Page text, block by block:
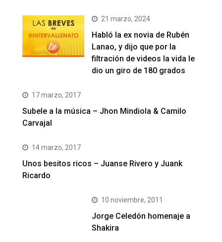
21 marzo, 2024
Habló la ex novia de Rubén
Lanao, y dijo que por la
filtración de videos la vida le
dio un giro de 180 grados
17 marzo, 2017
Subele a la música – Jhon Mindiola & Camilo
Carvajal
14 marzo, 2017
Unos besitos ricos – Juanse Rivero y Juank
Ricardo
10 noviembre, 2011
Jorge Celedón homenaje a
Shakira